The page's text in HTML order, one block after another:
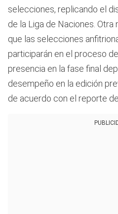
selecciones, replicando el
de la Liga de Naciones.
que las selecciones
participarán en el proceso
presencia en la fase final
desempeño en la edición
de acuerdo con el reporte de